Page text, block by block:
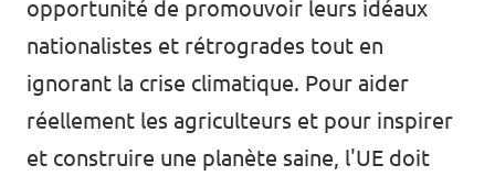
opportunité de promouvoir leurs idéaux
nationalistes et rétrogrades tout en
ignorant la crise climatique. Pour aider
réellement les agriculteurs et pour inspirer
et construire une planète saine, l'UE doit